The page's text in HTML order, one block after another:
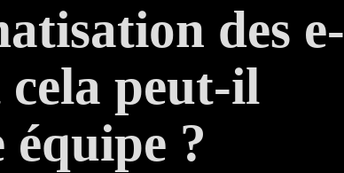
des e-
peut-il
?